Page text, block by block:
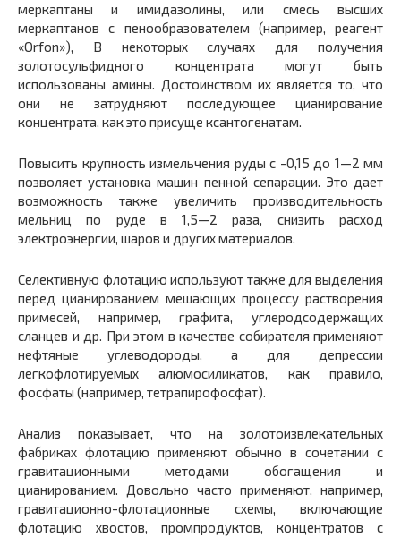
меркаптаны и имидазолины, или смесь высших
меркаптанов с пенообразователем (например, реагент
«Orfon»), В некоторых случаях для получения
золотосульфидного концентрата могут быть
использованы амины. Достоинством их является то, что
они не затрудняют последующее цианирование
концентрата, как это присуще ксантогенатам.
Повысить крупность измельчения руды с -0,15 до 1—2 мм
позволяет установка машин пенной сепарации. Это дает
возможность также увеличить производительность
мельниц по руде в 1,5—2 раза, снизить расход
электроэнергии, шаров и других материалов.
Селективную флотацию используют также для выделения
перед цианированием мешающих процессу растворения
примесей, например, графита, углеродсодержащих
сланцев и др. При этом в качестве собирателя применяют
нефтяные углеводороды, а для депрессии
легкофлотируемых алюмосиликатов, как правило,
фосфаты (например, тетрапирофосфат).
Анализ показывает, что на золотоизвлекательных
фабриках флотацию применяют обычно в сочетании с
гравитационными методами обогащения и
цианированием. Довольно часто применяют, например,
гравитационно-флотационные схемы, включающие
флотацию хвостов, промпродуктов, концентратов с